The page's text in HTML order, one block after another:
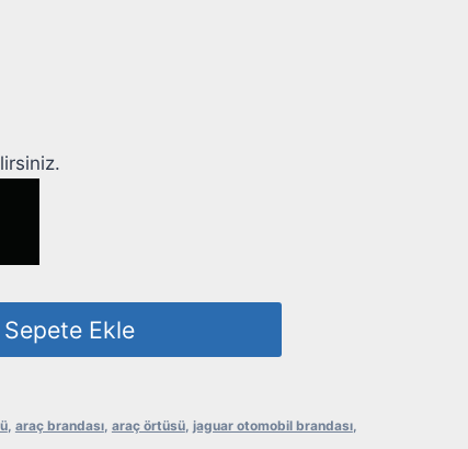
Sepete Ekle
, araç brandası, araç örtüsü, jaguar otomobil brandası,